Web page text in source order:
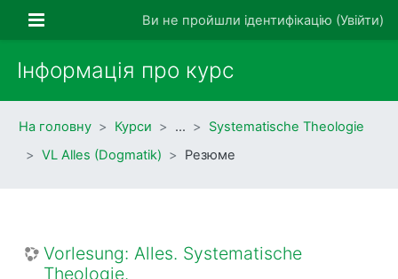
Бокова панельВи не пройшли ідентифікацію (Увійти)
Інформація про курс
На головну Курси …
Systematische Theologie
VL Alles (Dogmatik)
Резюме
Vorlesung: Alles. Systematische
Theologie.